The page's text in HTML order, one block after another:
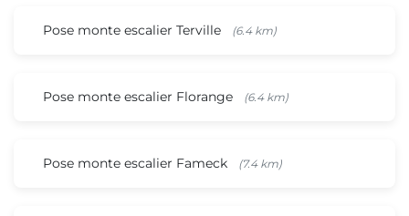
Pose monte escalier Terville (6.4 km)
Pose monte escalier Florange (6.4 km)
Pose monte escalier Fameck (7.4 km)